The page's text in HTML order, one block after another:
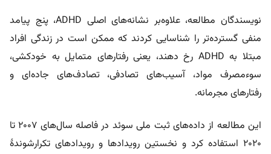
نویسندگان مطالعه، علاوه‌بر نشانه‌های اصلی ADHD، پنج پیامد
منفی گسترده‌تر را شناسایی کردند که ممکن است در زندگی افراد
مبتلا به ADHD رخ دهند، یعنی رفتارهای متمایل به خودکشی،
سوءمصرف مواد، آسیب‌های تصادفی، تصادف‌های جاده‌ای و
رفتارهای مجرمانه.
این مطالعه از داده‌های ثبت ملی سوئد در فاصله سال‌های ۲۰۰۷ تا
۲۰۲۰ استفاده کرد و نخستین رویدادها و رویدادهای تکرارشوندۀ